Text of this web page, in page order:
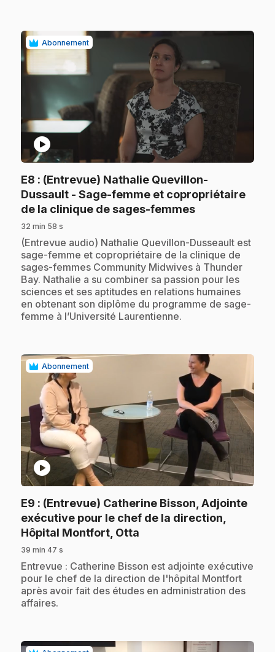
Abonnement
play_circle
E8 : (Entrevue) Nathalie Quevillon-
Dussault - Sage-femme et copropriétaire
de la clinique de sages-femmes.
32 min 58 s
.(Entrevue audio) Nathalie Quevillon-Dusseault est
sage-femme et copropriétaire de la clinique de
sages-femmes Community Midwives à Thunder
Bay. Nathalie a su combiner sa passion pour les
sciences et ses aptitudes en relations humaines
en obtenant son diplôme du programme de sage-
femme à l’Université Laurentienne.
Abonnement
play_circle
E9 : (Entrevue) Catherine Bisson, Adjointe
exécutive pour le chef de la direction,
Hôpital Montfort, Otta
39 min 47 s
.Entrevue : Catherine Bisson est adjointe exécutive
pour le chef de la direction de l'hôpital Montfort
après avoir fait des études en administration des
affaires.